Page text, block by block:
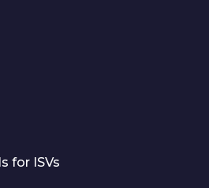
for ISVs